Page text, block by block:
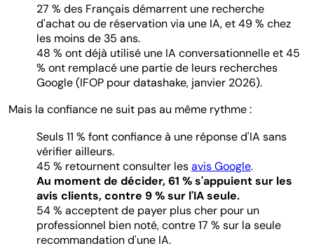
27 % des Français démarrent une recherche
d'achat ou de réservation via une IA, et 49 % chez
les moins de 35 ans.
48 % ont déjà utilisé une IA conversationnelle et 45
% ont remplacé une partie de leurs recherches
Google (IFOP pour datashake, janvier 2026).
Mais la confiance ne suit pas au même rythme :
Seuls 11 % font confiance à une réponse d'IA sans
vérifier ailleurs.
45 % retournent consulter lesavis Google.
Au moment de décider, 61 % s'appuient sur les
avis clients, contre 9 % sur l'IA seule.
54 % acceptent de payer plus cher pour un
professionnel bien noté, contre 17 % sur la seule
recommandation d'une IA.